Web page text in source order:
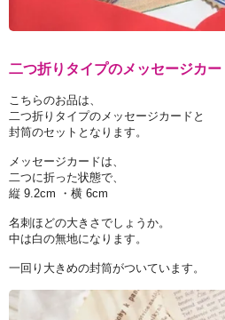
二つ折りタイプのメッセージカー
こちらのお品は、
二つ折りタイプのメッセージカードと
封筒のセットとなります。
メッセージカードは、
二つに折った状態で、
縦 9.2cm ・横 6cm
名刺ほどの大きさでしょうか。
中は白の無地になります。
一回り大きめの封筒がついています。